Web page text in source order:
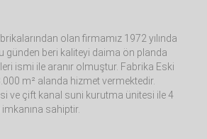
olan firmamız 1972 yılında
günden beri kaliteyi daima ön planda
ismi ile aranır olmuştur. Fabrika Eski
m² alanda hizmet vermektedir.
ve çift kanal suni kurutma ünitesi ile 4
sahiptir.